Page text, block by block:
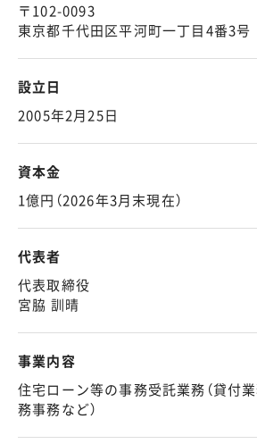
〒102-0093
東京都千代田区平河町一丁目4番3号
設立日
2005年2月25日
資本金
1億円（2026年3月末現在）
代表者
代表取締役
宮脇 訓晴
事業内容
住宅ローン等の事務受託業務（貸付
務事務など）